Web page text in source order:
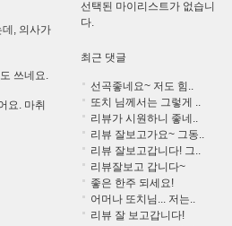
, 의사가
쓰네요.
요. 마취
선택된 마이리스트가 없습니
다.
최근 댓글
선곡좋네요~ 저도 힘..
또치 님께서는 그렇게 ..
리뷰가 시원하니 좋네..
리뷰 잘보고가요~ 그동..
리뷰 잘보고갑니다! 그..
리뷰잘보고 갑니다~
좋은 한주 되세요!
어머나 또치님... 저는..
리뷰 잘 보고갑니다!